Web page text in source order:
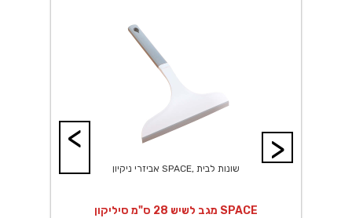
>
אביזרי ניקיון SPACE, שונות לבית
מגב לשיש 28 ס"מ סיליקון SPACE
<